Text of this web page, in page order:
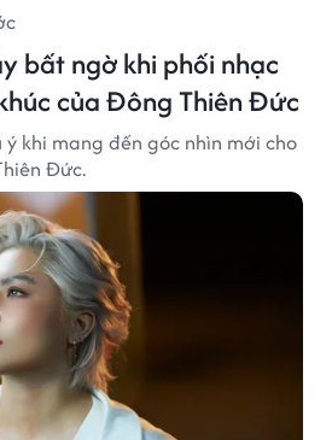
bất ngờ khi phối nhạc
của Đông Thiên Đức
ý khi mang đến góc nhìn mới cho
Đức.